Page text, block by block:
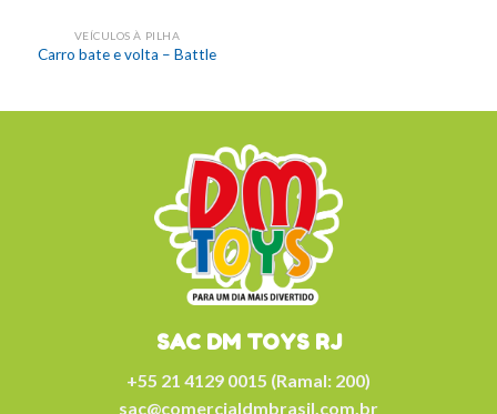
VEÍCULOS À PILHA
Carro bate e volta – Battle
SAC DM TOYS RJ
+55 21 4129 0015 (Ramal: 200)
sac@comercialdmbrasil.com.br